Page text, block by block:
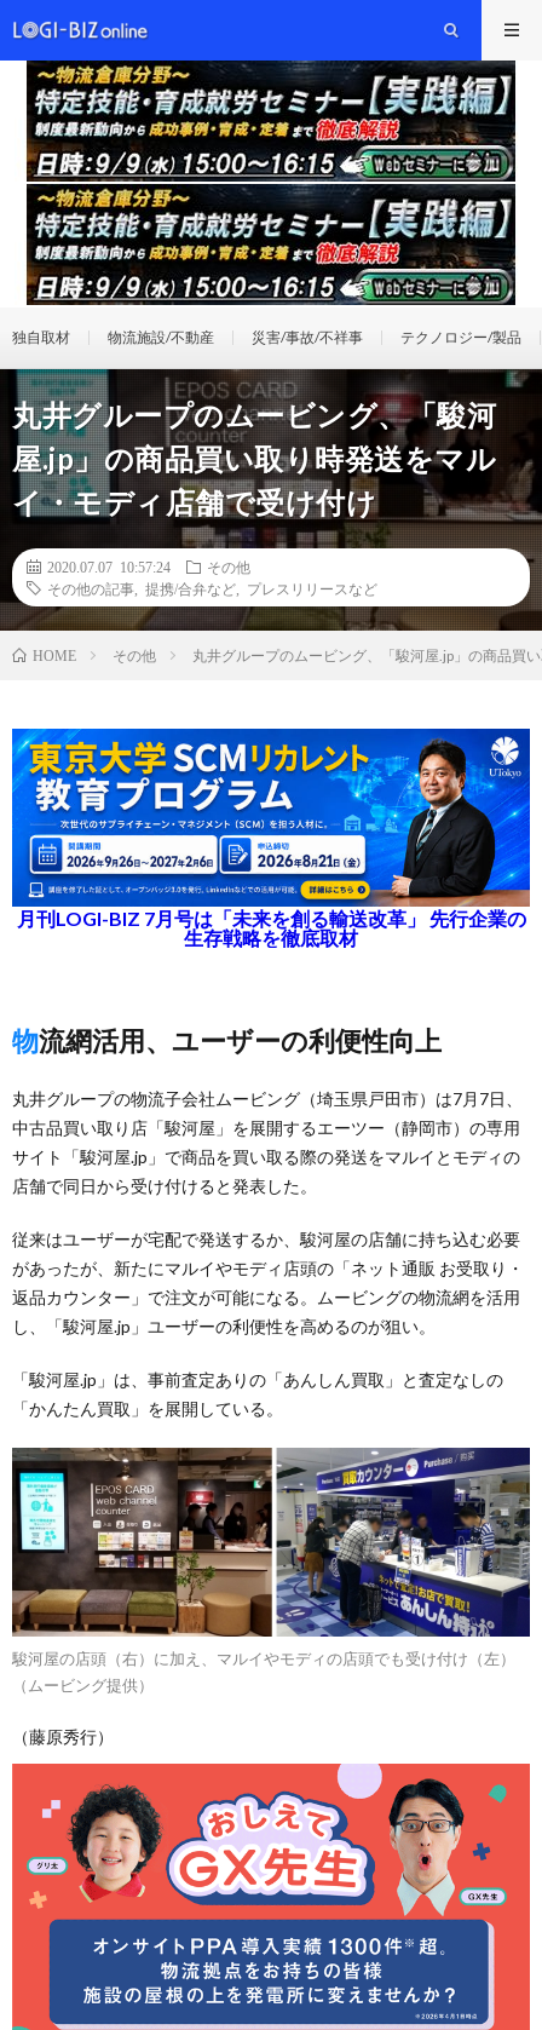
独自取材 物流施設/不動産 災害/事故/不祥事 テクノロジー/製品
丸井グループのムービング、「駿河
屋.jp」の商品買い取り時発送をマル
イ・モディ店舗で受け付け
2020.07.07 10:57:24
その他
その他の記事
提携/合弁など プレスリリースなど
HOME その他 丸井グループのムービング、「駿河屋.jp」の商品買
月刊LOGI-BIZ 7月号は「未来を創る輸送改革」 先行企業の
生存戦略を徹底取材
物流網活用、ユーザーの利便性向上
丸井グループの物流子会社ムービング（埼玉県戸田市）は7月7日、
中古品買い取り店「駿河屋」を展開するエーツー（静岡市）の専用
サイト「駿河屋.jp」で商品を買い取る際の発送をマルイとモディの
店舗で同日から受け付けると発表した。
従来はユーザーが宅配で発送するか、駿河屋の店舗に持ち込む必要
があったが、新たにマルイやモディ店頭の「ネット通販 お受取り・
返品カウンター」で注文が可能になる。ムービングの物流網を活用
し、「駿河屋.jp」ユーザーの利便性を高めるのが狙い。
「駿河屋.jp」は、事前査定ありの「あんしん買取」と査定なしの
「かんたん買取」を展開している。
駿河屋の店頭（右）に加え、マルイやモディの店頭でも受け付け（左）
（ムービング提供）
（藤原秀行）